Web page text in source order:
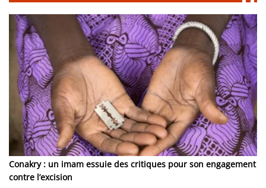
Conakry : un imam essuie des critiques pour son engagement
contre l’excision